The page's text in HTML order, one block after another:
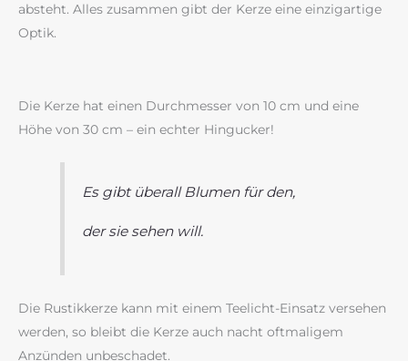
absteht. Alles zusammen gibt der Kerze eine einzigartige
Optik.
Die Kerze hat einen Durchmesser von 10 cm und eine
Höhe von 30 cm – ein echter Hingucker!
Es gibt überall Blumen für den,
der sie sehen will.
Die Rustikkerze kann mit einem Teelicht-Einsatz versehen
werden, so bleibt die Kerze auch nacht oftmaligem
Anzünden unbeschadet.